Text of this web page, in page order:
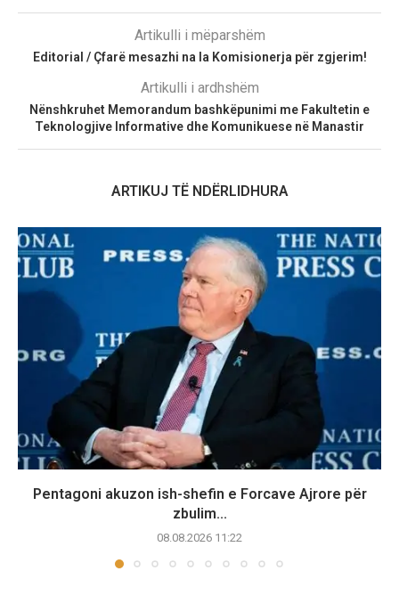
Artikulli i mëparshëm
Editorial / Çfarë mesazhi na la Komisionerja për zgjerim!
Artikulli i ardhshëm
Nënshkruhet Memorandum bashkëpunimi me Fakultetin e
Teknologjive Informative dhe Komunikuese në Manastir
ARTIKUJ TË NDËRLIDHURA
Pentagoni akuzon ish-shefin e Forcave Ajrore për
zbulim...
08.08.2026 11:22